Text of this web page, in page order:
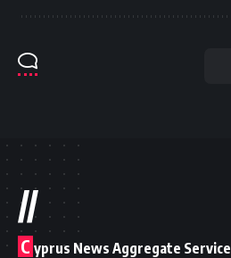
//
C yprus News Aggregate Service